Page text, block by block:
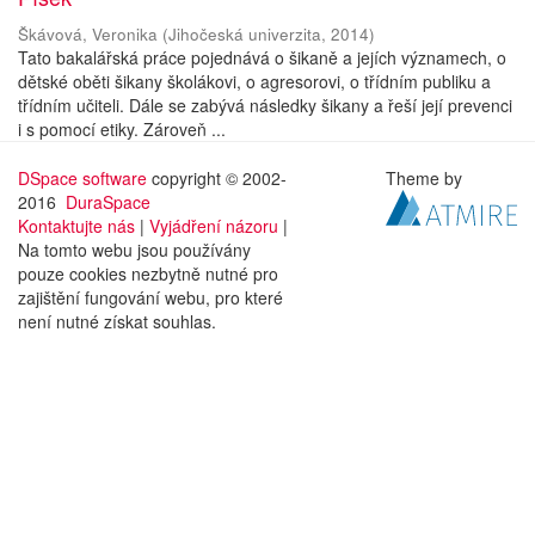
Škávová, Veronika (Jihočeská univerzita, 2014)
Tato bakalářská práce pojednává o šikaně a jejích významech, o
dětské oběti šikany školákovi, o agresorovi, o třídním publiku a
třídním učiteli. Dále se zabývá následky šikany a řeší její prevenci
i s pomocí etiky. Zároveň ...
DSpace software copyright © 2002-
2016 DuraSpace
Kontaktujte nás | Vyjádření názoru |
Na tomto webu jsou používány
pouze cookies nezbytně nutné pro
zajištění fungování webu, pro které
není nutné získat souhlas.
Theme by